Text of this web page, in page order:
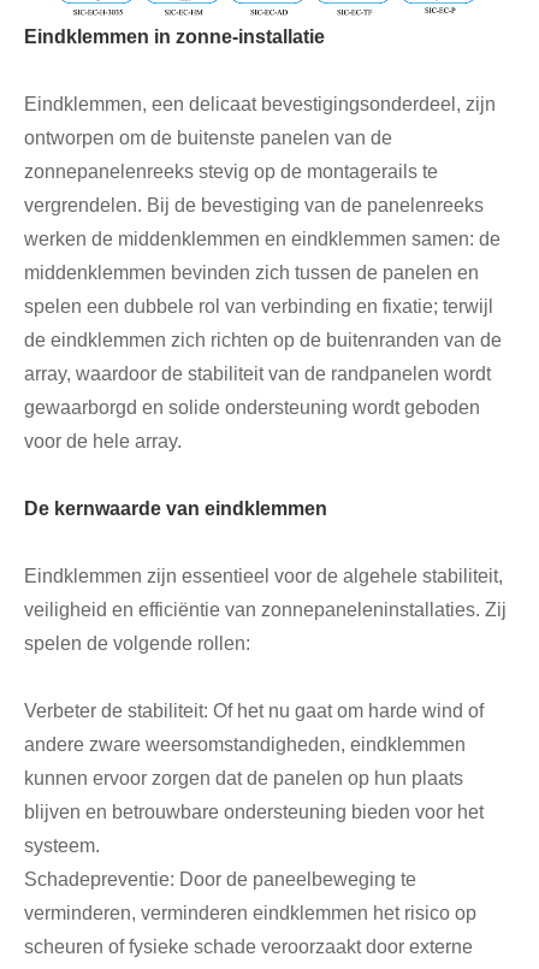
Eindklemmen in zonne-installatie
Eindklemmen, een delicaat bevestigingsonderdeel, zijn
ontworpen om de buitenste panelen van de
zonnepanelenreeks stevig op de montagerails te
vergrendelen. Bij de bevestiging van de panelenreeks
werken de middenklemmen en eindklemmen samen: de
middenklemmen bevinden zich tussen de panelen en
spelen een dubbele rol van verbinding en fixatie; terwijl
de eindklemmen zich richten op de buitenranden van de
array, waardoor de stabiliteit van de randpanelen wordt
gewaarborgd en solide ondersteuning wordt geboden
voor de hele array.
De kernwaarde van eindklemmen
Eindklemmen zijn essentieel voor de algehele stabiliteit,
veiligheid en efficiëntie van zonnepaneleninstallaties. Zij
spelen de volgende rollen:
Verbeter de stabiliteit: Of het nu gaat om harde wind of
andere zware weersomstandigheden, eindklemmen
kunnen ervoor zorgen dat de panelen op hun plaats
blijven en betrouwbare ondersteuning bieden voor het
systeem.
Schadepreventie: Door de paneelbeweging te
verminderen, verminderen eindklemmen het risico op
scheuren of fysieke schade veroorzaakt door externe